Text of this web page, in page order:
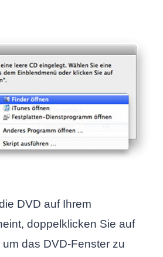
DVD auf Ihrem
doppelklicken Sie auf
das DVD-Fenster zu